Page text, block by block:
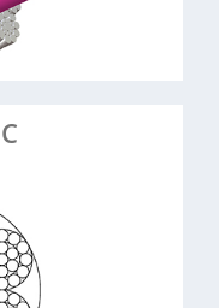
Material
Eigenschaften